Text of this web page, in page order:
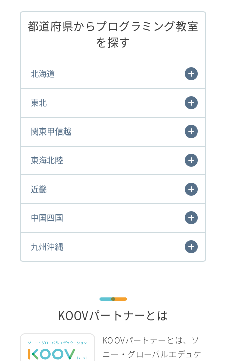
都道府県からプログラミング教室
を探す
北海道
東北
関東甲信越
東海北陸
近畿
中国四国
九州沖縄
KOOVパートナーとは
KOOVパートナーとは、ソ
ニー・グローバルエデュケ